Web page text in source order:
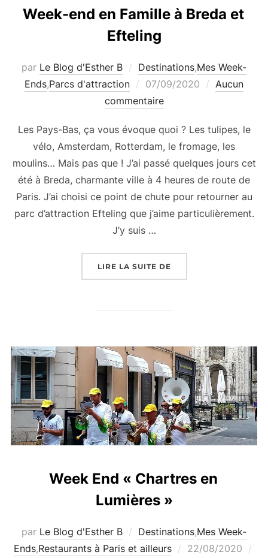
Week-end en Famille à Breda et
Efteling
par Le Blog d'Esther B Destinations,Mes Week-
Ends,Parcs d'attraction
Publié
le
07/09/2020
Aucun
commentaire
Les Pays-Bas, ça vous évoque quoi ? Les tulipes, le
vélo, Amsterdam, Rotterdam, le fromage, les
moulins… Mais pas que ! J’ai passé quelques jours cet
été à Breda, charmante ville à 4 heures de route de
Paris. J’ai choisi ce point de chute pour retourner au
parc d’attraction Efteling que j’aime particulièrement.
J’y suis …
LIRE LA SUITE DE« WEEK-END EN
Week End « Chartres en
Lumières »
par Le Blog d'Esther B Destinations,Mes Week-
Ends,Restaurants à Paris et ailleurs
Publié
22/08/2020